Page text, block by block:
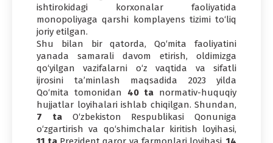
ishtirokidagi korxonalar faoliyatida
monopoliyaga qarshi komplayens tizimi to‘liq
joriy etilgan.
Shu bilan bir qatorda, Qo‘mita faoliyatini
yanada samarali davom etirish, oldimizga
qo‘yilgan vazifalarni o‘z vaqtida va sifatli
ijrosini ta’minlash maqsadida 2023 yilda
Qo‘mita tomonidan 40 ta normativ-huquqiy
hujjatlar loyihalari ishlab chiqilgan. Shundan,
7 taO‘zbekiston Respublikasi Qonuniga
o‘zgartirish va qo‘shimchalar kiritish loyihasi,